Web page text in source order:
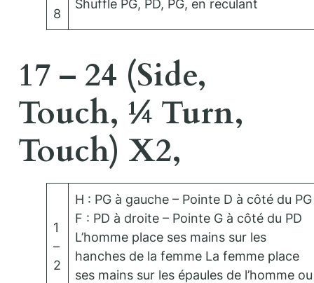
8
Shuffle PG, PD, PG, en reculant
17 – 24 (Side,
Touch, ¼ Turn,
Touch) X2,
1
–
2
H : PG à gauche – Pointe D à côté du PG
F : PD à droite – Pointe G à côté du PD
L’homme place ses mains sur les
hanches de la femme La femme place
ses mains sur les épaules de l’homme ou